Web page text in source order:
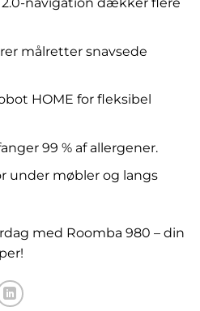
målretter snavsede
HOME for fleksibel
99 % af allergener.
under møbler og langs
med Roomba 980 – din